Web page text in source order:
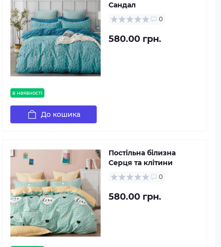
в наявності
Сандал
0
580.00 грн.
До кошика
Постільна білизна
Серця та клітини
0
580.00 грн.